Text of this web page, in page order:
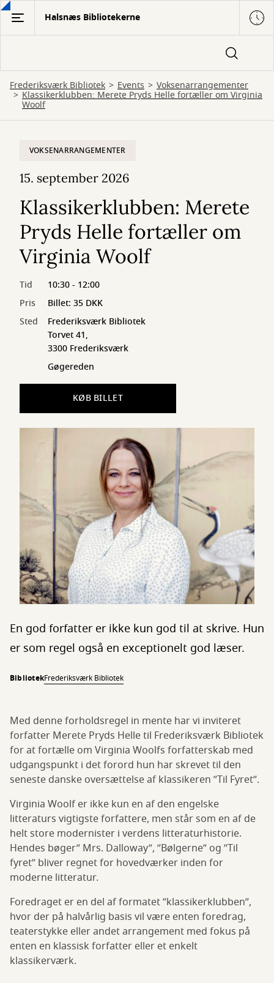
Gå
hovedindhold
Halsnæs Bibliotekerne
Frederiksværk Bibliotek Events Voksenarrangementer
Klassikerklubben: Merete Pryds Helle fortæller om Virginia
Woolf
VOKSENARRANGEMENTER
15. september 2026
Klassikerklubben: Merete
Pryds Helle fortæller om
Virginia Woolf
Tid
10:30 - 12:00
Pris
Billet: 35 DKK
Sted
Frederiksværk Bibliotek
Torvet 41,
3300 Frederiksværk
Gøgereden
KØB BILLET
En god forfatter er ikke kun god til at skrive. Hun
er som regel også en exceptionelt god læser.
BibliotekFrederiksværk Bibliotek
Med denne forholdsregel in mente har vi inviteret
forfatter Merete Pryds Helle til Frederiksværk Bibliotek
for at fortælle om Virginia Woolfs forfatterskab med
udgangspunkt i det forord hun har skrevet til den
seneste danske oversættelse af klassikeren ”Til Fyret”.
Virginia Woolf er ikke kun en af den engelske
litteraturs vigtigste forfattere, men står som en af de
helt store modernister i verdens litteraturhistorie.
Hendes bøger” Mrs. Dalloway”, ”Bølgerne” og ”Til
fyret” bliver regnet for hovedværker inden for
moderne litteratur.
Foredraget er en del af formatet ”klassikerklubben”,
hvor der på halvårlig basis vil være enten foredrag,
teaterstykke eller andet arrangement med fokus på
enten en klassisk forfatter eller et enkelt
klassikerværk.